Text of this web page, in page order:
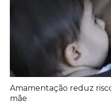
Amamentação reduz
mãe